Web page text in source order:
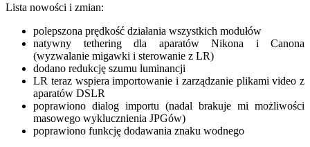
Lista nowości i zmian:
polepszona prędkość działania wszystkich modułów
natywny tethering dla aparatów Nikona i Canona
(wyzwalanie migawki i sterowanie z LR)
dodano redukcję szumu luminancji
LR teraz wspiera importowanie i zarządzanie plikami video z
aparatów DSLR
poprawiono dialog importu (nadal brakuje mi możliwości
masowego wyklucznienia JPGów)
poprawiono funkcję dodawania znaku wodnego